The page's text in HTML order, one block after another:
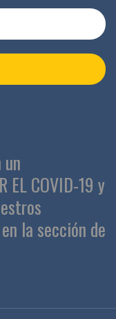
EL COVID-19 y
la sección de